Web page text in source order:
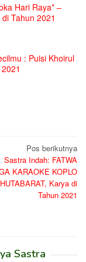
Hari Raya* –
Tahun 2021
: Puisi Khoirul
Pos berikutnya
Sastra Indah: FATWA
KARAOKE KOPLO
Karya di
Tahun 2021
Sastra